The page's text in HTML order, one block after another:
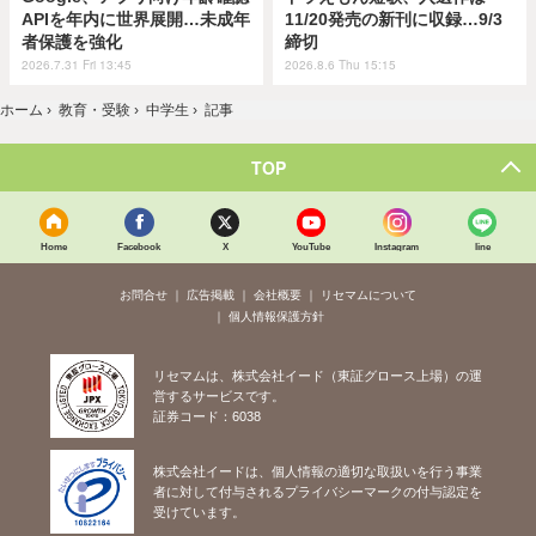
APIを年内に世界展開…未成年
者保護を強化
2026.7.31 Fri 13:45
11/20発売の新刊に収録…9/3
締切
2026.8.6 Thu 15:15
ホーム › 教育・受験 › 中学生 › 記事
TOP
Home Facebook X YouTube Instagram line
お問合せ 広告掲載 会社概要
リセマムについて
個人情報保護方針
リセマムは、株式会社イード（東証グロース上場）の運
営するサービスです。
証券コード：6038
株式会社イードは、個人情報の適切な取扱いを行う事業
者に対して付与されるプライバシーマークの付与認定を
受けています。